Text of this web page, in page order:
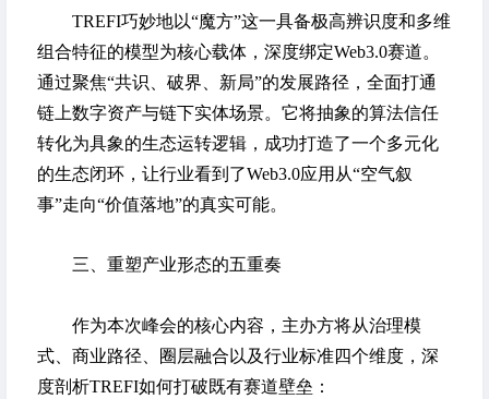
TREFI巧妙地以“魔方”这一具备极高辨识度和多维
组合特征的模型为核心载体，深度绑定Web3.0赛道。
通过聚焦“共识、破界、新局”的发展路径，全面打通
链上数字资产与链下实体场景。它将抽象的算法信任
转化为具象的生态运转逻辑，成功打造了一个多元化
的生态闭环，让行业看到了Web3.0应用从“空气叙
事”走向“价值落地”的真实可能。
三、重塑产业形态的五重奏
作为本次峰会的核心内容，主办方将从治理模
式、商业路径、圈层融合以及行业标准四个维度，深
度剖析TREFI如何打破既有赛道壁垒：